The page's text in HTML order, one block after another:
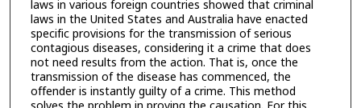
laws in various foreign countries showed that criminal
laws in the United States and Australia have enacted
specific provisions for the transmission of serious
contagious diseases, considering it a crime that does
not need results from the action. That is, once the
transmission of the disease has commenced, the
offender is instantly guilty of a crime. This method